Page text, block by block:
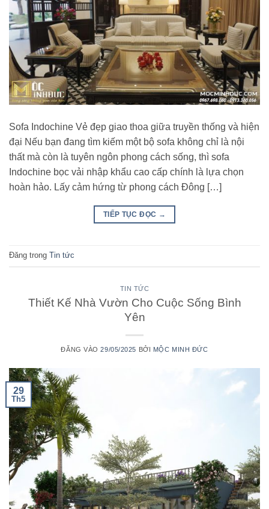
Sofa Indochine Vẻ đẹp giao thoa giữa truyền thống và hiện
đại Nếu bạn đang tìm kiếm một bộ sofa không chỉ là nội
thất mà còn là tuyên ngôn phong cách sống, thì sofa
Indochine bọc vải nhập khẩu cao cấp chính là lựa chọn
hoàn hảo. Lấy cảm hứng từ phong cách Đông […]
TIẾP TỤC ĐỌC →
Đăng trong Tin tức
TIN TỨC
Thiết Kế Nhà Vườn Cho Cuộc Sống Bình
Yên
ĐĂNG VÀO29/05/2025 BỞI MỘC MINH ĐỨC
29
Th5